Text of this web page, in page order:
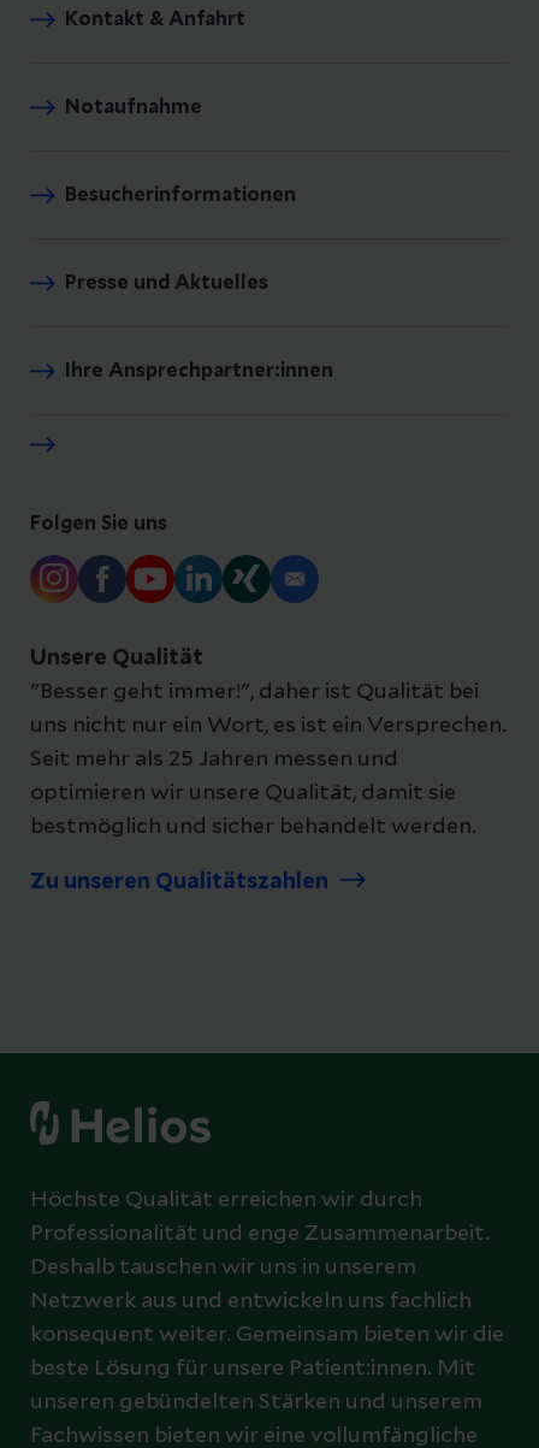
Kontakt & Anfahrt
Notaufnahme
Besucherinformationen
Presse und Aktuelles
Ihre Ansprechpartner:innen
Folgen Sie uns
Unsere Qualität
"Besser geht immer!", daher ist Qualität bei
uns nicht nur ein Wort, es ist ein Versprechen.
Seit mehr als 25 Jahren messen und
optimieren wir unsere Qualität, damit sie
bestmöglich und sicher behandelt werden.
Zu unseren Qualitätszahlen
Höchste Qualität erreichen wir durch
Professionalität und enge Zusammenarbeit.
Deshalb tauschen wir uns in unserem
Netzwerk aus und entwickeln uns fachlich
konsequent weiter. Gemeinsam bieten wir die
beste Lösung für unsere Patient:innen. Mit
unseren gebündelten Stärken und unserem
Fachwissen bieten wir eine vollumfängliche